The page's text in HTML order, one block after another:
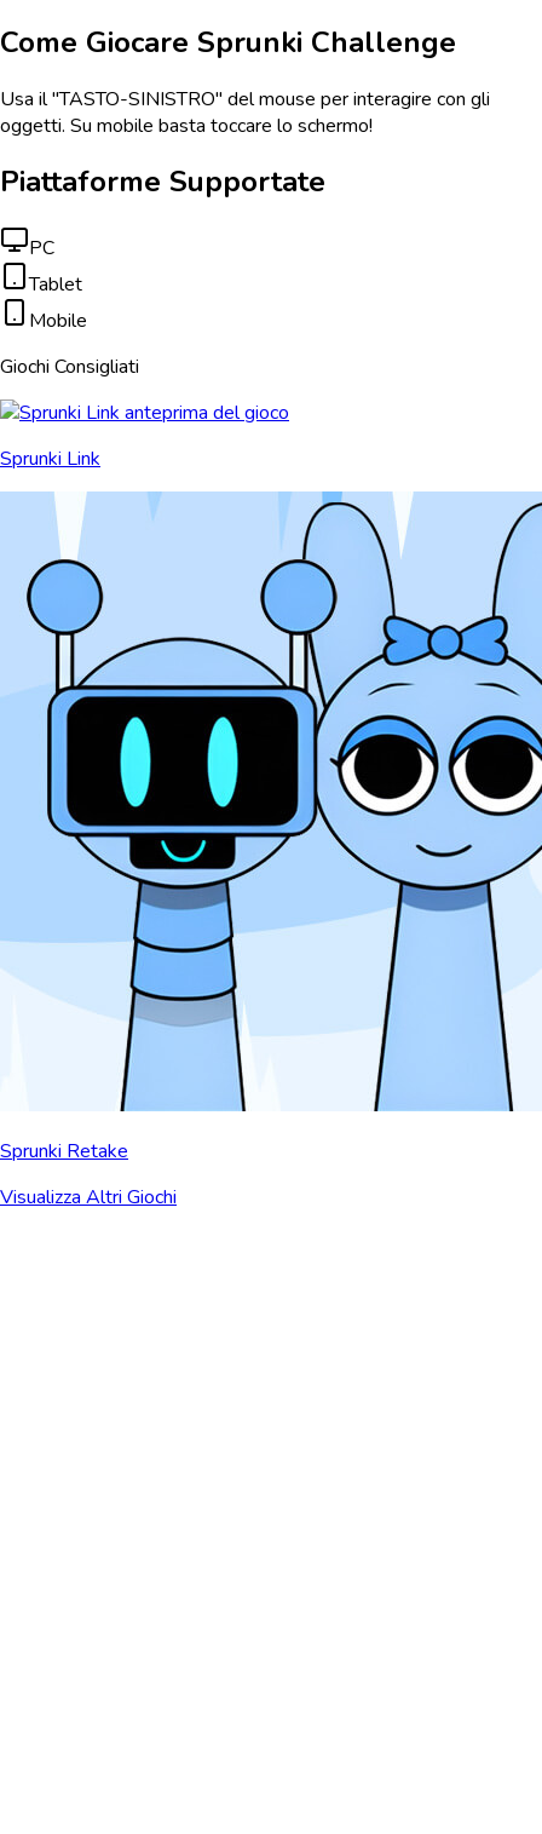
Come Giocare Sprunki Challenge
Usa il "TASTO-SINISTRO" del mouse per interagire con gli
oggetti. Su mobile basta toccare lo schermo!
Piattaforme Supportate
PC
Tablet
Mobile
Giochi Consigliati
Sprunki Link
Sprunki Retake
Visualizza Altri Giochi